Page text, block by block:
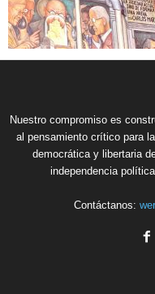
Nuestro compromiso es
al pensamiento crítico para
democrática y libertaria
independencia
Contáctanos: